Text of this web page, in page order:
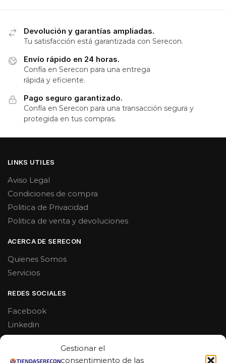
Gestionar el
consentimiento de las
Devolución y garantías ampliadas.
Tu satisfacción está garantizada con Serecon.
Envío rápido en 24 horas.
Confía en Serecon para una entrega
rápida y eficiente.
Pago seguro garantizado.
Confía en Serecon para una transacción segura y
protegida en tus compras.
LINKS UTILES
Aviso Legal
Condiciones de compra
Politica de Privacidad
Politica de venta y devoluciones
ACERCA DE SERECON
Quienes Somos
Servicios
REDES SOCIALES
Facebook
Linkedin
Youtube
MAS DE 50 RESEÑAS